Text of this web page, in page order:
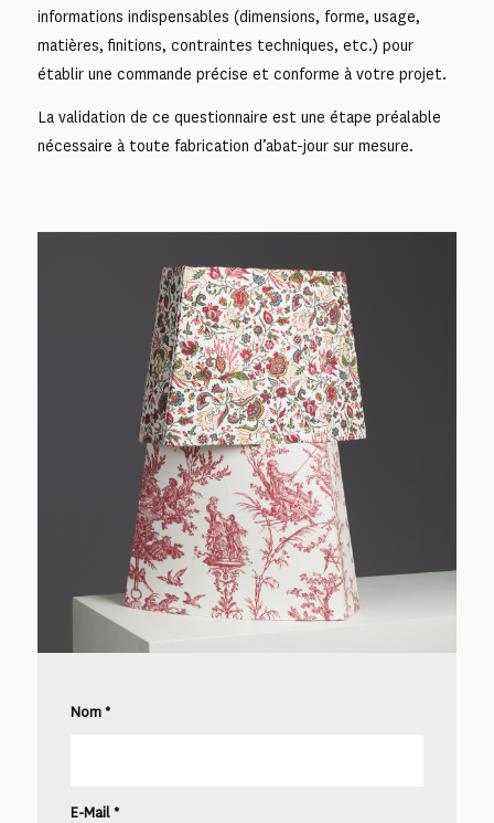
informations indispensables (dimensions, forme, usage,
matières, finitions, contraintes techniques, etc.) pour
établir une commande précise et conforme à votre projet.
La validation de ce questionnaire est une étape préalable
nécessaire à toute fabrication d’abat-jour sur mesure.
Nom*
E-Mail*